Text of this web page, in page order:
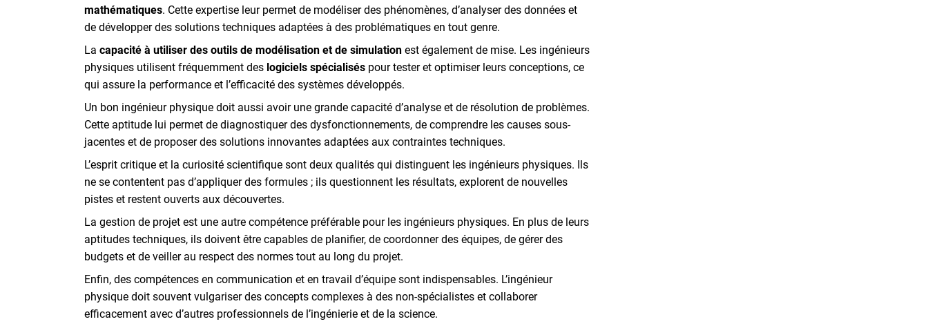
mathématiques. Cette expertise leur permet de modéliser des phénomènes, d’analyser des données et
de développer des solutions techniques adaptées à des problématiques en tout genre.
La capacité à utiliser des outils de modélisation et de simulation est également de mise. Les ingénieurs
physiques utilisent fréquemment des logiciels spécialisés pour tester et optimiser leurs conceptions, ce
qui assure la performance et l’efficacité des systèmes développés.
Un bon ingénieur physique doit aussi avoir une grande capacité d’analyse et de résolution de problèmes.
Cette aptitude lui permet de diagnostiquer des dysfonctionnements, de comprendre les causes sous-
jacentes et de proposer des solutions innovantes adaptées aux contraintes techniques.
L’esprit critique et la curiosité scientifique sont deux qualités qui distinguent les ingénieurs physiques. Ils
ne se contentent pas d’appliquer des formules ; ils questionnent les résultats, explorent de nouvelles
pistes et restent ouverts aux découvertes.
La gestion de projet est une autre compétence préférable pour les ingénieurs physiques. En plus de leurs
aptitudes techniques, ils doivent être capables de planifier, de coordonner des équipes, de gérer des
budgets et de veiller au respect des normes tout au long du projet.
Enfin, des compétences en communication et en travail d’équipe sont indispensables. L’ingénieur
physique doit souvent vulgariser des concepts complexes à des non-spécialistes et collaborer
efficacement avec d’autres professionnels de l’ingénierie et de la science.